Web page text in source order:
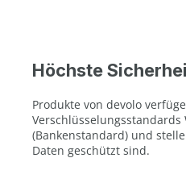
Höchste
Produkte von devolo
Verschlüsselungsstandards
(Bankenstandard) und
Daten geschützt sind.